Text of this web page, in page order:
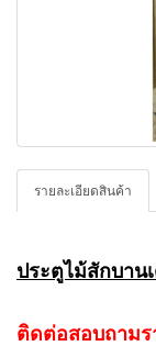
รายละเอียดสินค้า
ประตูไม้สักบา
ติดต่อสอบถามร